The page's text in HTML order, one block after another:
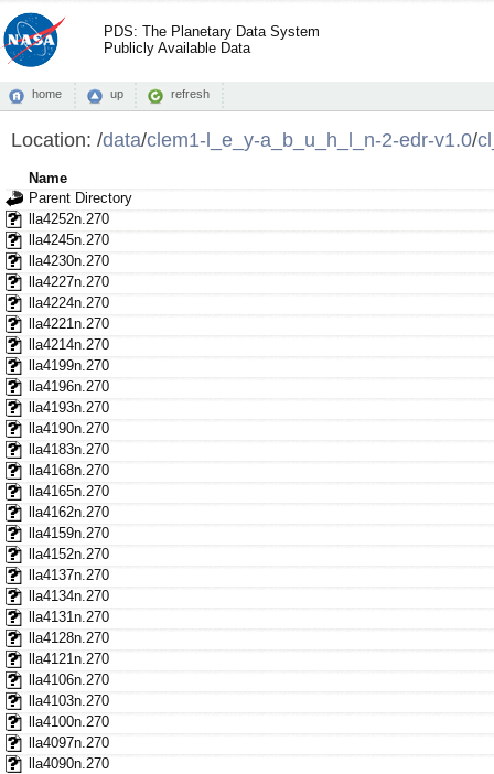
PDS: The Planetary Data System
Publicly Available Data
home up refresh
Location: /data/clem1-l_e_y-a_b_u_h_l_n-2-edr-v1.0/
Name
Parent Directory
lla4252n.270
lla4245n.270
lla4230n.270
lla4227n.270
lla4224n.270
lla4221n.270
lla4214n.270
lla4199n.270
lla4196n.270
lla4193n.270
lla4190n.270
lla4183n.270
lla4168n.270
lla4165n.270
lla4162n.270
lla4159n.270
lla4152n.270
lla4137n.270
lla4134n.270
lla4131n.270
lla4128n.270
lla4121n.270
lla4106n.270
lla4103n.270
lla4100n.270
lla4097n.270
lla4090n.270